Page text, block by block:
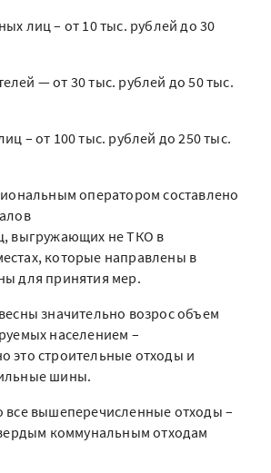
лиц – от 10 тыс. рублей до 30
— от 30 тыс. рублей до 50 тыс.
– от 100 тыс. рублей до 250 тыс.
оператором составлено
выгружающих не ТКО в
которые направлены в
для принятия мер.
значительно возрос объем
населением –
это строительные отходы и
шины.
все вышеперечисленные отходы –
коммунальным отходам